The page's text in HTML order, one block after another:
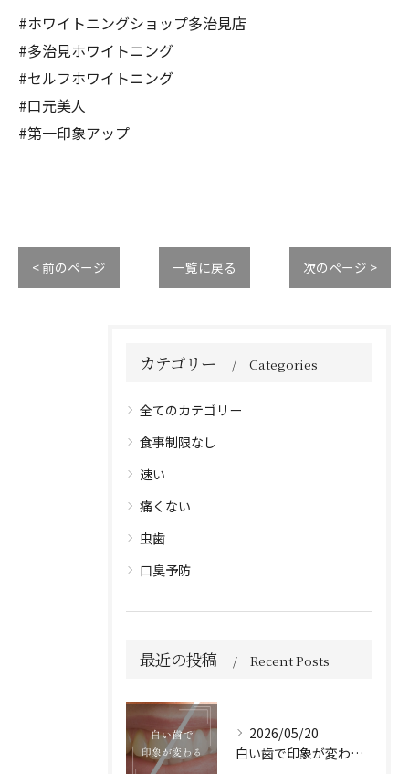
#ホワイトニングショップ多治見店
#多治見ホワイトニング
#セルフホワイトニング
#口元美人
#第一印象アップ
< 前のページ 一覧に戻る 次のページ >
カテゴリー Categories
全てのカテゴリー
食事制限なし
速い
痛くない
虫歯
口臭予防
最近の投稿 Recent Posts
2026/05/20
白い歯で印象が変わる🦷✨️